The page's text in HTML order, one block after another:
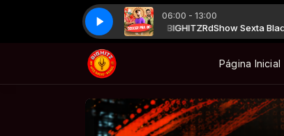
06:00 - 13:00
Sexta Black com Mascote - BIGHITZRdShow Sexta Black
Rappa - Pescador de Ilusões (Jam's Remix)O Rappa - Pescador
Página Inicial